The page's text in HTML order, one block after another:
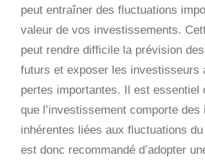
peut entraîner des fluctuations
valeur de vos investissements.
peut rendre difficile la prévision
futurs et exposer les investisseurs
pertes importantes. Il est essentiel
que l’investissement comporte des
inhérentes liées aux fluctuations
est donc recommandé d’adopter